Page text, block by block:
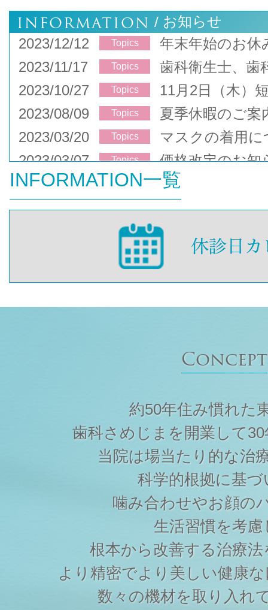
INFORMATION / お知らせ
2023/12/12
Topics
年末年始のお休
2023/11/17
Topics
歯科衛生士、歯
2023/10/27
Topics
11月2日（木）
2023/08/09
Topics
夏季休暇のご案
2023/03/20
Topics
マスクの着用に
2023/03/07
Topics 価格改定のお知
INFORMATION一覧
Concept
約50年住み慣れた
歯科さめじまを開業して
当院は場当たり的な治
科学的根拠に基づ
噛み合わせやお顔の
生活習慣を考慮
根本から改善する治療
より精密でより美しい健康
数々の機材を取り入れ